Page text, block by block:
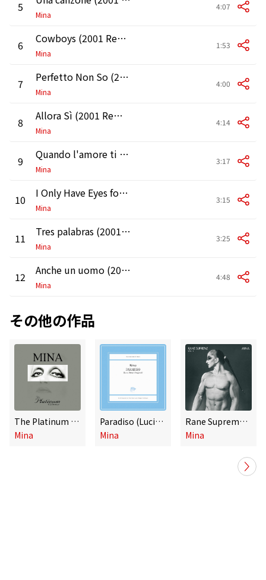
5
Mina
4:07
6 Cowboys (2001 Remaster)
Mina
1:53
7 Perfetto Non So (2001 Remaster)
Mina
4:00
8 Allora Sì (2001 Remaster)
Mina
4:14
9 Quando l'amore ti tocca (2001 Remaster)
Mina
3:17
10 I Only Have Eyes for You (2001 Remaster)
Mina
3:15
11 Tres palabras (2001 Remaster)
Mina
3:25
12 Anche un uomo (2001 Remastered Version)
Mina
4:48
その他の作品
The Platinum Collection (2001 Remaster) [Deluxe Edition]
Mina
Paradiso (Lucio Battisti Songbook)
Mina
Rane Supreme Vol. 1 (Remaster)
Mina